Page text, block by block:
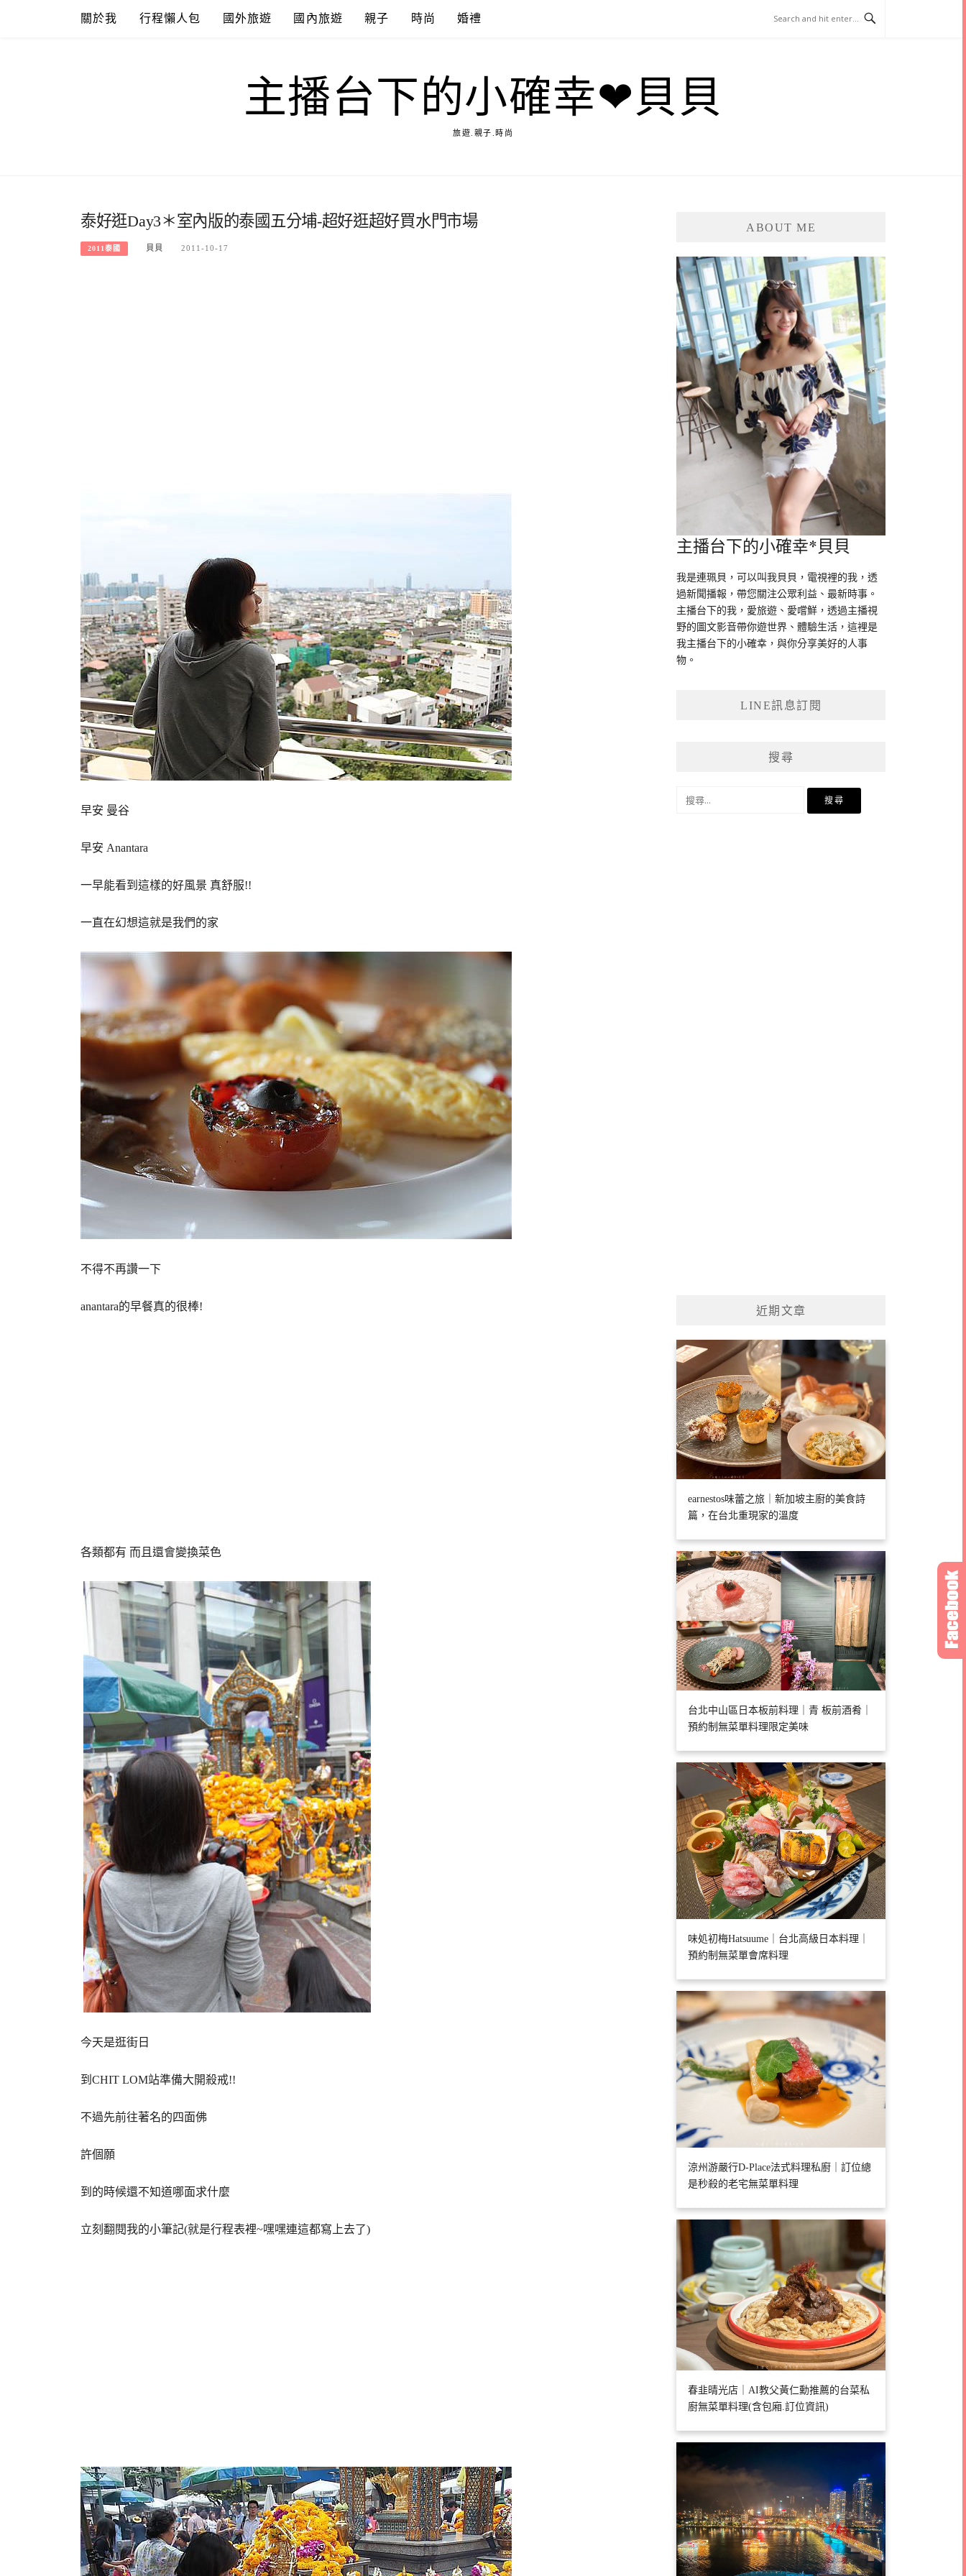
關於我 行程懶人包 國外旅遊 國內旅遊 親子 時尚 婚禮
主播台下的小確幸❤貝貝
旅遊.親子.時尚
泰好逛Day3＊室內版的泰國五分埔-超好逛超好買水門市場
2011泰國 貝貝 2011-10-17
早安 曼谷
早安 Anantara
一早能看到這樣的好風景 真舒服!!
一直在幻想這就是我們的家
不得不再讚一下
anantara的早餐真的很棒!
各類都有 而且還會變換菜色
今天是逛街日
到CHIT LOM站準備大開殺戒!!
不過先前往著名的四面佛
許個願
到的時候還不知道哪面求什麼
立刻翻閱我的小筆記(就是行程表裡~嘿嘿連這都寫上去了)
ABOUT ME
主播台下的小確幸*貝貝
我是連珮貝，可以叫我貝貝，電視裡的我，透
過新聞播報，帶您關注公眾利益、最新時事。
主播台下的我，愛旅遊、愛嚐鮮，透過主播視
野的圖文影音帶你遊世界、體驗生活，這裡是
我主播台下的小確幸，與你分享美好的人事
物。
LINE訊息訂閱
搜尋
近期文章
earnestos味蕾之旅｜新加坡主廚的美食詩
篇，在台北重現家的溫度
台北中山區日本板前料理｜青 板前酒肴｜
預約制無菜單料理限定美味
味処初梅Hatsuume｜台北高級日本料理｜
預約制無菜單會席料理
涼州游嚴行D-Place法式料理私廚｜訂位總
是秒殺的老宅無菜單料理
春韭晴光店｜AI教父黃仁勳推薦的台菜私
廚無菜單料理(含包廂.訂位資訊)